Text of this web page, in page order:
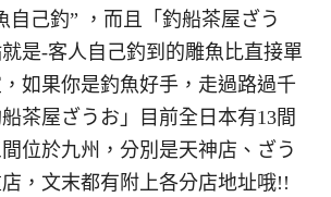
自己釣” ，而且「釣船茶屋ざう
是-客人自己釣到的雕魚比直接單
如果你是釣魚好手，走過路過千
茶屋ざうお」目前全日本有13間
位於九州，分別是天神店、ざう
，文末都有附上各分店地址哦!!